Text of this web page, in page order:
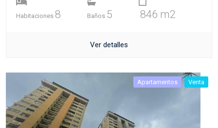
Habitaciones 8 Baños 5 846 m2
Ver detalles
Apartamentos Venta